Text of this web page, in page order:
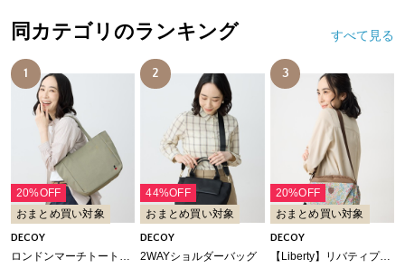
同カテゴリのランキング すべて見る
1
20%OFF
おまとめ買い対象
DECOY
ロンドンマーチトートバッグ
2
44%OFF
おまとめ買い対象
DECOY
2WAYショルダーバッグ
3
20%OFF
おまとめ買い対象
DECOY
【Liberty】リバティプリントショルダーバッグ